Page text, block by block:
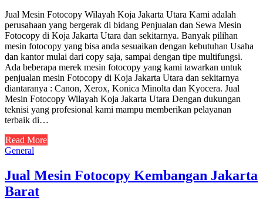
Jual Mesin Fotocopy Wilayah Koja Jakarta Utara Kami adalah
perusahaan yang bergerak di bidang Penjualan dan Sewa Mesin
Fotocopy di Koja Jakarta Utara dan sekitarnya. Banyak pilihan
mesin fotocopy yang bisa anda sesuaikan dengan kebutuhan Usaha
dan kantor mulai dari copy saja, sampai dengan tipe multifungsi.
Ada beberapa merek mesin fotocopy yang kami tawarkan untuk
penjualan mesin Fotocopy di Koja Jakarta Utara dan sekitarnya
diantaranya : Canon, Xerox, Konica Minolta dan Kyocera. Jual
Mesin Fotocopy Wilayah Koja Jakarta Utara Dengan dukungan
teknisi yang profesional kami mampu memberikan pelayanan
terbaik di…
Read More
General
Jual Mesin Fotocopy Kembangan Jakarta
Barat